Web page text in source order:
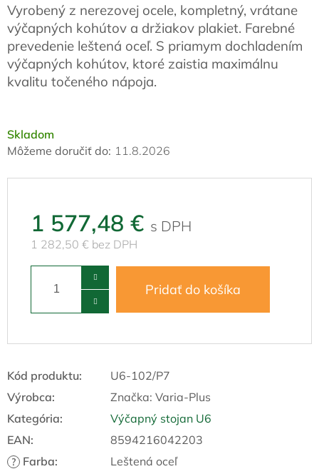
Skladom
Môžeme doručiť do: 11.8.2026
1 577,48 €
1 282,50 € bez DPH
Pridať do košíka
Vyrobený z nerezovej ocele, kompletný, vrátane
výčapných kohútov a držiakov plakiet. Farebné
prevedenie leštená oceľ. S priamym dochladením
výčapných kohútov, ktoré zaistia maximálnu
kvalitu točeného nápoja.
Kód produktu:
U6-102/P7
Výrobca:
Značka: Varia-Plus
Kategória:
Výčapný stojan U6
EAN: 8594216042203
? Farba:
Leštená oceľ